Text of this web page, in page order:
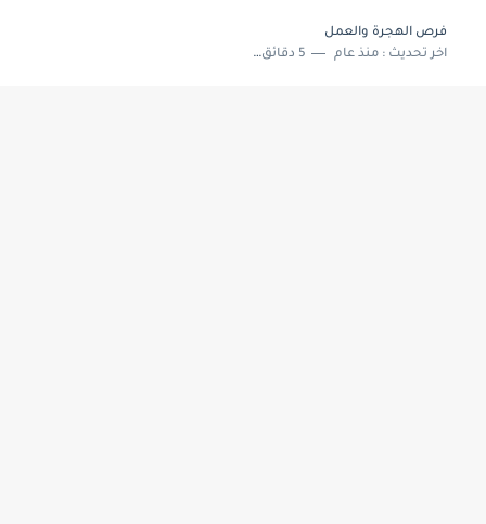
فرص الهجرة والعمل
اخر تحديث :منذ عام 5 دقائق للقراءة